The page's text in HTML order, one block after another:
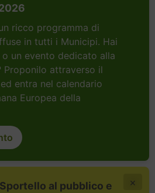
ricco programma di
in tutti i Municipi. Hai
o un evento dedicato alla
Proponilo attraverso il
entra nel calendario
Europea della
al pubblico e
×